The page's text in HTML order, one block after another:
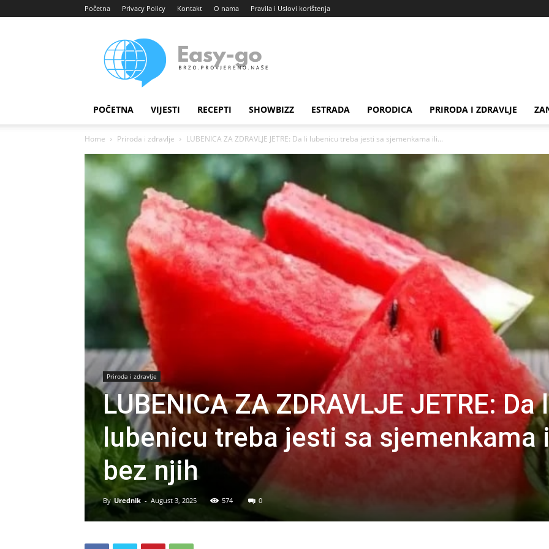
Početna Privacy Policy Kontakt O nama Pravila i Uslovi korištenja
portal
POČETNA VIJESTI RECEPTI SHOWBIZZ ESTRADA PORODICA PRIRODA I ZDRAVLJE
Home Priroda i zdravlje LUBENICA ZA ZDRAVLJE JETRE: Da li lubenicu treba jesti sa sjemenkama ili...
Priroda i zdravlje
LUBENICA ZA ZDRAVLJE JETRE: Da
lubenicu treba jesti sa sjemenkama
bez njih
By Urednik - August 3, 2025 574 0